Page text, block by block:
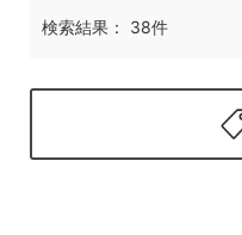
検索結果： 38件